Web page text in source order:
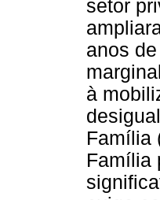
setor
anos
à
Família
Família